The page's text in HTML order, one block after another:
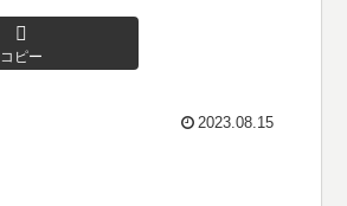
コピー
2023.08.15